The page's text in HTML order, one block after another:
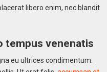
libero enim, nec blandit
tempus venenatis
eu ultrices condimentum.